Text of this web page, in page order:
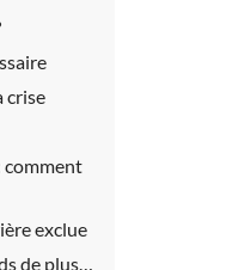
crise
comment
exclue
de plus…